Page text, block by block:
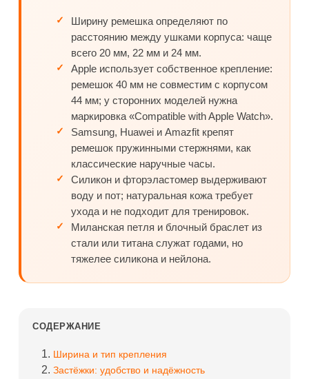
Ширину ремешка определяют по
расстоянию между ушками корпуса: чаще
всего 20 мм, 22 мм и 24 мм.
Apple использует собственное крепление:
ремешок 40 мм не совместим с корпусом
44 мм; у сторонних моделей нужна
маркировка «Compatible with Apple Watch».
Samsung, Huawei и Amazfit крепят
ремешок пружинными стержнями, как
классические наручные часы.
Силикон и фторэластомер выдерживают
воду и пот; натуральная кожа требует
ухода и не подходит для тренировок.
Миланская петля и блочный браслет из
стали или титана служат годами, но
тяжелее силикона и нейлона.
СОДЕРЖАНИЕ
Ширина и тип крепления
Застёжки: удобство и надёжность